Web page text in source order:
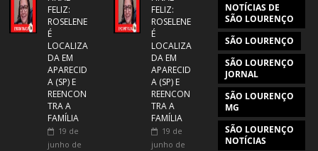
FELIZ:
ROSELENE
É
LOCALIZA
DA EM
APARECID
A (SP) E
REENCON
TRA A
FAMÍLIA
19 de
junho de
FELIZ:
ROSELENE
É
LOCALIZA
DA EM
APARECID
A (SP) E
REENCON
TRA A
FAMÍLIA
19 de
junho de
NOTÍCIAS DE
SÃO LOURENÇO
SÃO LOURENÇO
SÃO LOURENÇO
JORNAL
SÃO LOURENÇO
MG
SÃO LOURENÇO
NOTÍCIAS